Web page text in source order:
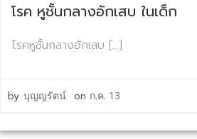
โรค หูชั้นกลางอักเสบ ในเด็ก
โรคหูชั้นกลางอักเสบ […]
by บุญญรัตน์ on ก.ค. 13